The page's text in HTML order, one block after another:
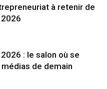
à retenir de
: le salon où se
de demain